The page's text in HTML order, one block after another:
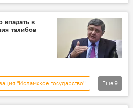
Афганистан
территории в Афганистане
впадать в
талибов
"Исламское государство"
Политика
Еще 9